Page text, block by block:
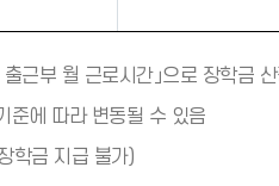
출근부 월 근로시간」으로 장학금
준에 따라 변동될 수 있음
학금 지급 불가)